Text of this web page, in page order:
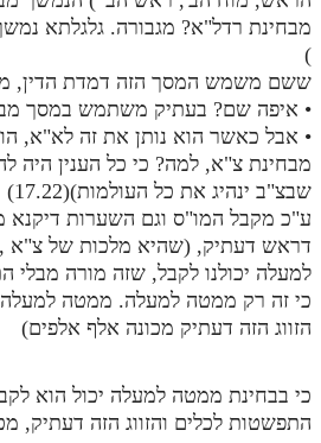
מבחינת רדל"א? מגבורה. גלגלתא נמשך
)
ששם משמש המסך הזה דמדת הדין,
• איפה שם? בעתיק משתמש במסך
• אבל כאשר הוא נותן את זה לא"א,
מבחינת צ"א, למה? כי כל הענין היה
שבצ"ב ינהיג את כל העולמות)(17.22)
ע"כ מקבל המו"ס וגם השערות דיקנא
דראש דעתיק, (שהיא מלכות של צ"א
למעלה יכולנו לקבל, שזה מורה מבלי
כי זה רק ממטה למעלה. ממטה
הזווג הזה דעתיק מכונה אלף אלפים)
כי בבחינת ממטה למעלה יכול הוא
התפשטות לכלים והזווג הזה דעתיק,